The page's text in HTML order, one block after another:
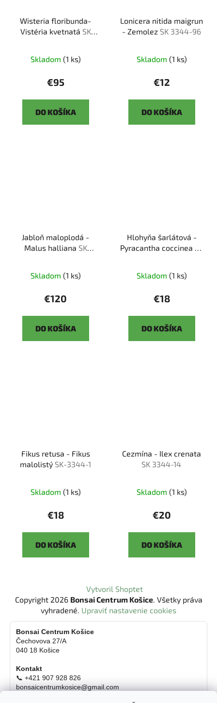
Wisteria floribunda-
Vistéria kvetnatá SK
Skladom (1 ks)
€95
DO KOŠÍKA
Lonicera nitida maigrun
- Zemolez SK 3344-96
Skladom (1 ks)
€12
DO KOŠÍKA
Jabloň maloplodá -
Malus halliana SK
Skladom (1 ks)
€120
DO KOŠÍKA
Hlohyňa šarlátová -
Pyracantha coccinea SK
Skladom (1 ks)
€18
DO KOŠÍKA
Fikus retusa - Fikus
malolistý SK-3344-1
Skladom (1 ks)
€18
DO KOŠÍKA
Cezmína - Ilex crenata
SK 3344-14
Skladom (1 ks)
€20
DO KOŠÍKA
Vytvoril Shoptet
Copyright 2026 Bonsai Centrum Košice. Všetky práva
vyhradené. Upraviť nastavenie cookies
Bonsai Centrum Košice
Čechovova 27/A
040 18 Košice
Kontakt
📞 +421 907 928 826
bonsaicentrumkosice@gmail.com